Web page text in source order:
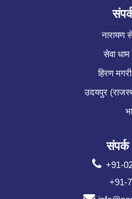
नारायण
सेवा
हिरण
उदयपुर
संपर्क
+91-
+91-